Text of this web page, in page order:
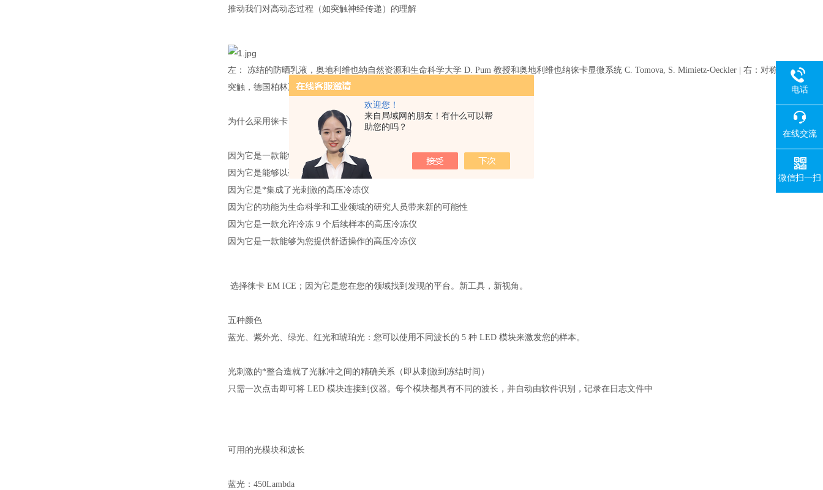
欢迎您！
来自局域网的朋友！有什么可以帮
助您的吗？
推动我们对高动态过程（如突触神经传递）的理解
左： 冻结的防晒乳液，奥地利维也纳自然资源和生命科学大学 D. Pum 教授和奥地利维也纳徕卡显微系统 C. Tomova, S. Mimietz-Oeckler | 右：对称
突触，德国柏林夏丽忒大学医学院 Shuwen Chang 医生
为什么采用徕卡 EM ICE？
因为它是一款能够在工作场所随时升级到电刺激模式的高压冷冻仪
因为它是能够以毫秒尺度冻结动态现象的工具
因为它是*集成了光刺激的高压冷冻仪
因为它的功能为生命科学和工业领域的研究人员带来新的可能性
因为它是一款允许冷冻 9 个后续样本的高压冷冻仪
因为它是一款能够为您提供舒适操作的高压冷冻仪
选择徕卡 EM ICE；因为它是您在您的领域找到 发现的平台。新工具，新视角。
五种颜色
蓝光、紫外光、绿光、红光和琥珀光：您可以使用不同波长的 5 种 LED 模块来激发您的样本。
光刺激的*整合造就了光脉冲之间的精确关系（即从刺激到冻结时间）
只需一次点击即可将 LED 模块连接到仪器。每个模块都具有不同的波长，并自动由软件识别，记录在日志文件中
可用的光模块和波长
蓝光：450Lambda
电话
在线交流
微信扫一扫